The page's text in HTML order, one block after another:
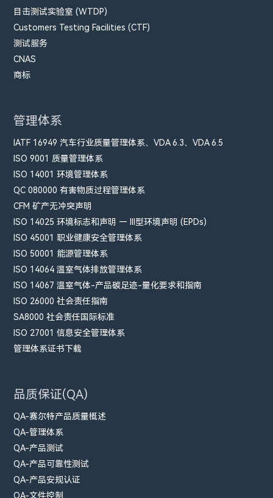
目击测试实验室 (WTDP)
Customers Testing Facilities (CTF)
测试服务
CNAS
商标
管理体系
IATF 16949 汽车行业质量管理体系、VDA 6.3、VDA 6.5
ISO 9001 质量管理体系
ISO 14001 环境管理体系
QC 080000 有害物质过程管理体系
CFM​ 矿产无冲突声明
ISO 14025 环境标志和声明 — III型环境声明 (EPDs)
ISO 45001 职业健康安全管理体系
ISO 50001 能源管理体系
ISO 14064 温室气体排放管理体系
ISO 14067 温室气体-产品碳足迹-量化要求和指南
ISO 26000 社会责任指南
SA8000 社会责任国际标准
ISO 27001 信息安全管理体系
管理体系证书下载
品质保证(QA)
QA-赛尔特产品质量概述
QA-管理体系
QA-产品测试
QA-产品可靠性测试
QA-产品安规认证
QA-文件控制